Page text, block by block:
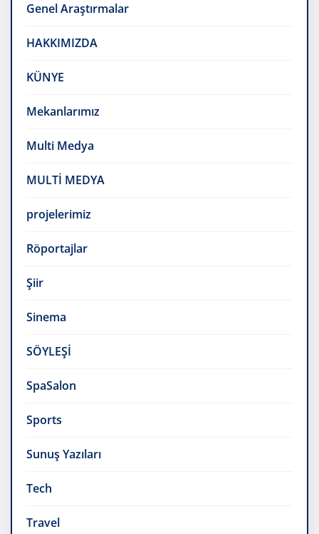
Genel Araştırmalar
HAKKIMIZDA
KÜNYE
Mekanlarımız
Multi Medya
MULTİ MEDYA
projelerimiz
Röportajlar
Şiir
Sinema
SÖYLEŞİ
SpaSalon
Sports
Sunuş Yazıları
Tech
Travel